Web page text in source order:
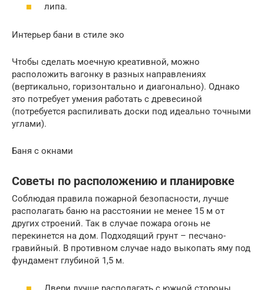
липа.
Интерьер бани в стиле эко
Чтобы сделать моечную креативной, можно
расположить вагонку в разных направлениях
(вертикально, горизонтально и диагонально). Однако
это потребует умения работать с древесиной
(потребуется распиливать доски под идеально точными
углами).
Баня с окнами
Советы по расположению и планировке
Соблюдая правила пожарной безопасности, лучше
располагать баню на расстоянии не менее 15 м от
других строений. Так в случае пожара огонь не
перекинется на дом. Подходящий грунт – песчано-
гравийный. В противном случае надо выкопать яму под
фундамент глубиной 1,5 м.